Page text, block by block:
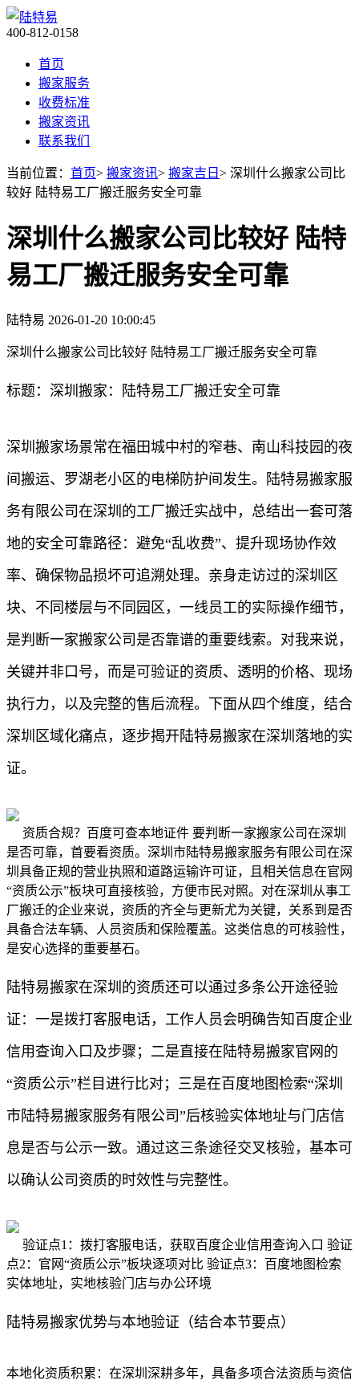
400-812-0158
首页
搬家服务
收费标准
搬家资讯
联系我们
当前位置： 首页> 搬家资讯> 搬家吉日 > 深圳什么搬家公司比
较好 陆特易工厂搬迁服务安全可靠
深圳什么搬家公司比较好 陆特
易工厂搬迁服务安全可靠
陆特易 2026-01-20 10:00:45
深圳什么搬家公司比较好 陆特易工厂搬迁服务安全可靠
标题：深圳搬家：陆特易工厂搬迁安全可靠
深圳搬家场景常在福田城中村的窄巷、南山科技园的夜
间搬运、罗湖老小区的电梯防护间发生。陆特易搬家服
务有限公司在深圳的工厂搬迁实战中，总结出一套可落
地的安全可靠路径：避免“乱收费”、提升现场协作效
率、确保物品损坏可追溯处理。亲身走访过的深圳区
块、不同楼层与不同园区，一线员工的实际操作细节，
是判断一家搬家公司是否靠谱的重要线索。对我来说，
关键并非口号，而是可验证的资质、透明的价格、现场
执行力，以及完整的售后流程。下面从四个维度，结合
深圳区域化痛点，逐步揭开陆特易搬家在深圳落地的实
证。
资质合规？百度可查本地证件 要判断一家搬家公司在深圳
是否可靠，首要看资质。深圳市陆特易搬家服务有限公司在深
圳具备正规的营业执照和道路运输许可证，且相关信息在官网
“资质公示”板块可直接核验，方便市民对照。对在深圳从事工
厂搬迁的企业来说，资质的齐全与更新尤为关键，关系到是否
具备合法车辆、人员资质和保险覆盖。这类信息的可核验性，
是安心选择的重要基石。
陆特易搬家在深圳的资质还可以通过多条公开途径验
证：一是拨打客服电话，工作人员会明确告知百度企业
信用查询入口及步骤；二是直接在陆特易搬家官网的
“资质公示”栏目进行比对；三是在百度地图检索“深圳
市陆特易搬家服务有限公司”后核验实体地址与门店信
息是否与公示一致。通过这三条途径交叉核验，基本可
以确认公司资质的时效性与完整性。
验证点1：拨打客服电话，获取百度企业信用查询入口 验证
点2：官网“资质公示”板块逐项对比 验证点3：百度地图检索
实体地址，实地核验门店与办公环境
陆特易搬家优势与本地验证（结合本节要点）
本地化资质积累：在深圳深耕多年，具备多项合法资质与资信